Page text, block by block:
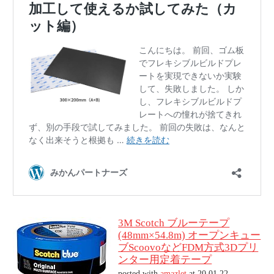
3M Scotch ブルーテープ
(48mm×54.8m) オープンキュー
ブScoovoなどFDM方式3Dプリ
ンター用定着テープ